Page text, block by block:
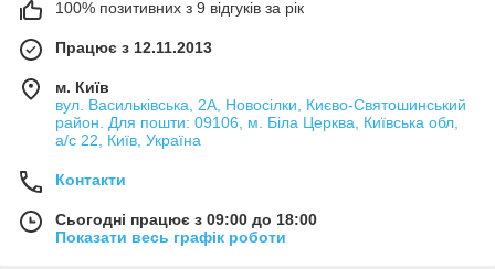
100% позитивних з 9 відгуків за рік
Працює з 12.11.2013
м. Київ
вул. Васильківська, 2А, Новосілки, Києво-Святошинський
район. Для пошти: 09106, м. Біла Церква, Київська обл,
а/с 22, Київ, Україна
Контакти
Сьогодні працює з 09:00 до 18:00
Показати весь графік роботи